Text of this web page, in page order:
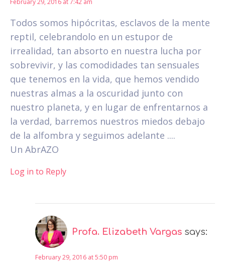
February 29, 2016 at 7:42 am
Todos somos hipócritas, esclavos de la mente
reptil, celebrandolo en un estupor de
irrealidad, tan absorto en nuestra lucha por
sobrevivir, y las comodidades tan sensuales
que tenemos en la vida, que hemos vendido
nuestras almas a la oscuridad junto con
nuestro planeta, y en lugar de enfrentarnos a
la verdad, barremos nuestros miedos debajo
de la alfombra y seguimos adelante ....
Un AbrAZO
Log in to Reply
Profa. Elizabeth Vargas says:
February 29, 2016 at 5:50 pm